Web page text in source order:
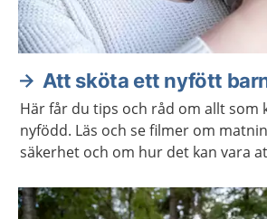
Att sköta ett nyfött
Här får du tips och råd om allt som
nyfödd. Läs och se filmer om
säkerhet och om hur det kan vara